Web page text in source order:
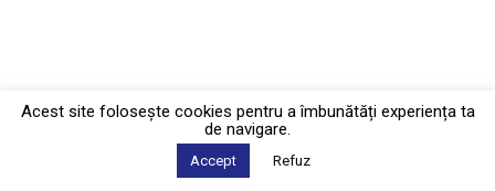
Acest site foloseşte cookies pentru a îmbunătăți experiența ta
de navigare.
Accept Refuz